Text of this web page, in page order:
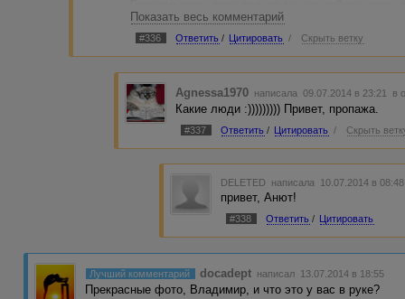
Последний раз я туда заходила в июне -
открывшийся дельфинарий, в рабочем уголке
аквапарк.
Свободные места сейчас есть в каждом
сориентировать, намекну, что в начале
"Крымские Зори". За последние 5 лет я там
уже не совок, но скромные. Свой пляж.
Еще в Алуште была в пансионате "Дружба", но
да и расположен высоко на горе.
В пансионате "Море" очень понравилось, но он
Показать весь комментарий
#336 Ответить / Цитировать / Скрыть ветку
Agnessa1970 написала 09.07.2014 в 23:21 в
Какие люди :))))))))) Привет, пропажа.
#337 Ответить / Цитировать / Скрыть
DELETED написала 10.07.2014 в
привет, Анют!
#338 Ответить / Цитировать
Лучший комментарий docadept написал 13.07.2014 в 18:55
Прекрасные фото, Владимир, и что это у вас в руке?